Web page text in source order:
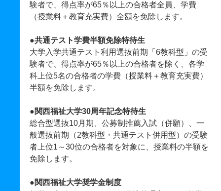
験者で、得点率が65％以上の合格者全員、学費
（授業料＋教育充実費）全額を免除します。
●共通テスト学費半額免除特待生
大学入学共通テスト利用選抜前期「6教科型」の受
験者で、得点率が65％以上の合格者を除く、各学
科上位5名の合格者の学費（授業料＋教育充実費）
半額を免除します。
●関西福祉大学30周年記念特待生
総合型選抜10月期、公募制推薦入試（併願）、一
般選抜前期（2教科型・共通テスト併用型）の受験
者上位1～30位の合格者を対象に、授業料の半額を
免除します。
●関西福祉大学奨学金制度